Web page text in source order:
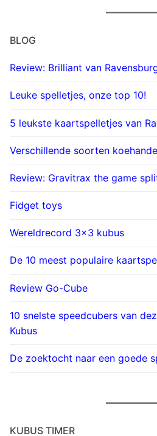
BLOG
Review: Brilliant van
Leuke spelletjes, onze top 10!
5 leukste kaartspelletjes van
Verschillende soorten
Review: Gravitrax the game
Fidget toys
Wereldrecord 3×3 kubus
De 10 meest populaire
Review Go-Cube
10 snelste speedcubers van
Kubus
De zoektocht naar een goede
KUBUS TIMER